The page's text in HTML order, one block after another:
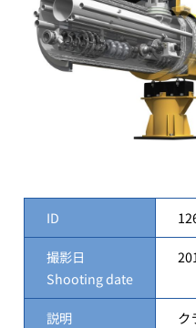
ID
撮影日
Shooting date
説明
ク